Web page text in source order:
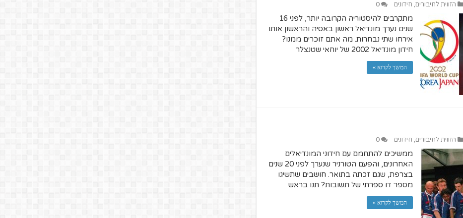
הזווית לחיבורים, חידונים 0
מתקרבים להיסטוריה הקרובה יותר, לפני 16
שנים נערך מונדיאל ראשון באסיה והראשון אותו
אירחו שתי נבחרות. מה אתם זוכרים ממנו?
חידון מונדיאל 2002 של יוחאי שטנצלר
המשך לקרוא »
הזווית לחיבורים, חידונים 0
ממשיכים להתחמם עם חידוני המונדיאלים
האחרונים, והפעם הטורניר שנערך לפני 20 שנים
בצרפת, שגם זכתה בתואר. חושבים שתשיגו
מספר דו ספרתי של תשובות? תנו בראש
המשך לקרוא »